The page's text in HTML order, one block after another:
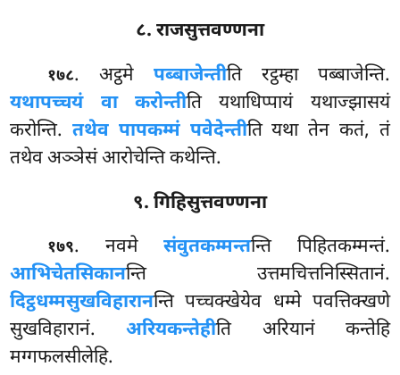
८. राजसुत्तवण्णना
१७८. अट्ठमे पब्बाजेन्तीति रट्ठम्हा पब्बाजेन्ति.
यथापच्चयं वा करोन्तीति यथाधिप्पायं यथाज्झासयं
करोन्ति.तथेव पापकम्मं पवेदेन्तीति यथा तेन कतं, तं
तथेव अञ्ञेसं आरोचेन्ति कथेन्ति.
९. गिहिसुत्तवण्णना
१७९. नवमेसंवुतकम्मन्तन्ति पिहितकम्मन्तं.
आभिचेतसिकानन्ति उत्तमचित्तनिस्सितानं.
दिट्ठधम्मसुखविहारानन्ति पच्चक्खेयेव धम्मे पवत्तिक्खणे
सुखविहारानं.अरियकन्तेहीति अरियानं कन्तेहि
मग्गफलसीलेहि.